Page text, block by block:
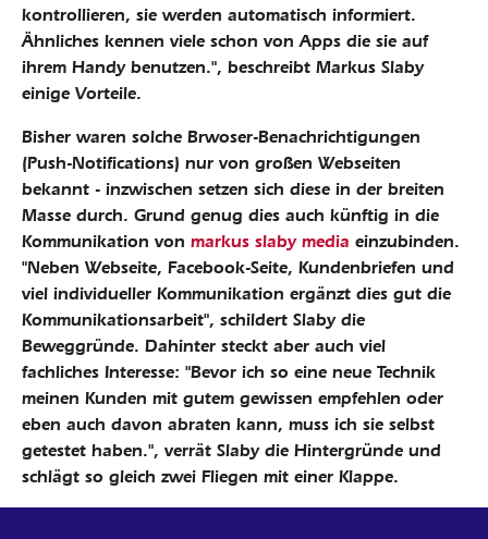
kontrollieren, sie werden automatisch informiert.
Ähnliches kennen viele schon von Apps die sie auf
ihrem Handy benutzen.", beschreibt Markus Slaby
einige Vorteile.
Bisher waren solche Brwoser-Benachrichtigungen
(Push-Notifications) nur von großen Webseiten
bekannt - inzwischen setzen sich diese in der breiten
Masse durch. Grund genug dies auch künftig in die
Kommunikation von markus slaby media einzubinden.
"Neben Webseite, Facebook-Seite, Kundenbriefen und
viel individueller Kommunikation ergänzt dies gut die
Kommunikationsarbeit", schildert Slaby die
Beweggründe. Dahinter steckt aber auch viel
fachliches Interesse: "Bevor ich so eine neue Technik
meinen Kunden mit gutem gewissen empfehlen oder
eben auch davon abraten kann, muss ich sie selbst
getestet haben.", verrät Slaby die Hintergründe und
schlägt so gleich zwei Fliegen mit einer Klappe.